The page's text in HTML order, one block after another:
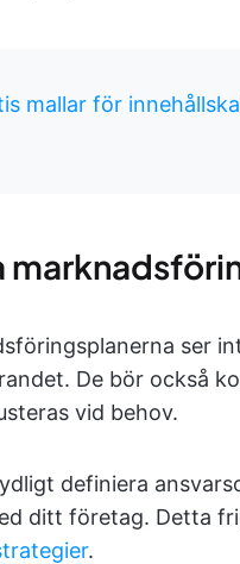
mallar för
ser
De bör också
vid behov.
definiera
ditt företag. Detta
.